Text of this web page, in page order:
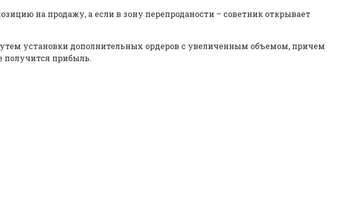
на продажу, а если в зону перепроданости – советник открывает
установки дополнительных ордеров с увеличенным объемом, причем
получится прибыль.